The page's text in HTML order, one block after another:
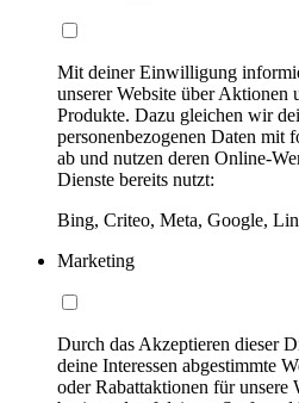
Mit deiner Einwilligung
unserer Website über Aktionen
Produkte. Dazu gleichen wir
personenbezogenen Daten mit
ab und nutzen deren Online-
Dienste bereits nutzt:
Bing, Criteo, Meta, Google,
Marketing
Durch das Akzeptieren dieser
deine Interessen abgestimmte
oder Rabattaktionen für unsere